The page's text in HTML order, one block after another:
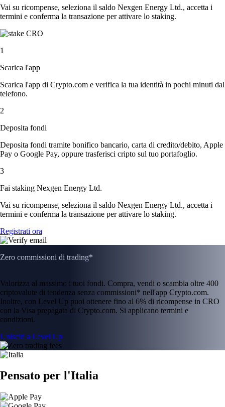
Vai su ricompense, seleziona il saldo Nexgen Energy Ltd., accetta i
termini e conferma la transazione per attivare lo staking.
1
Scarica l'app
Scarica l'app di Crypto.com e verifica la tua identità in pochi minuti dal
telefono.
2
Deposita fondi
Deposita fondi tramite bonifico bancario, carta di credito/debito, Apple
Pay o Google Pay, oppure trasferisci cripto sul tuo portafoglio.
3
Fai staking Nexgen Energy Ltd.
Vai su ricompense, seleziona il saldo Nexgen Energy Ltd., accetta i
termini e conferma la transazione per attivare lo staking.
Registrati ora
Zero commissioni di trading*
Valorizza al massimo i tuoi fondi. Compra, vendi o scambia oltre 400
criptovalute di tendenza senza commissioni* nell'app Crypto.com.
Inoltre, con Level Up puoi ottenere fino al 6% di ricompense in CRO
con la Visa prepagata di Crypto.com. Si applicano termini e
condizioni.
Unisciti a Level Up
Pensato per l'Italia